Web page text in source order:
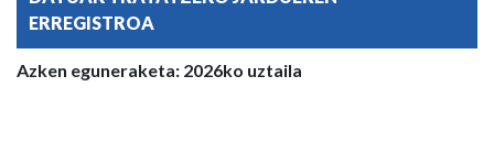
ERREGISTROA
Azken eguneraketa: 2026ko uztaila